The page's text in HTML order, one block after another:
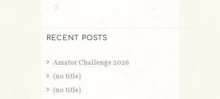
31
RECENT POSTS
Amator Challenge 2026
(no title)
(no title)